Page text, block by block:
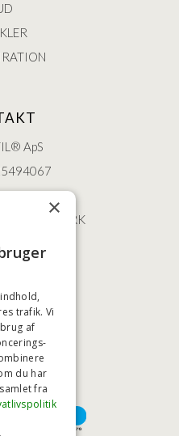
ApS
202
• DANMARK
5084
×
trafik. Vi
af
du har
fra